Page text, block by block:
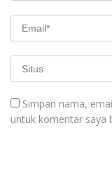
Simpan nama,
untuk komentar saya